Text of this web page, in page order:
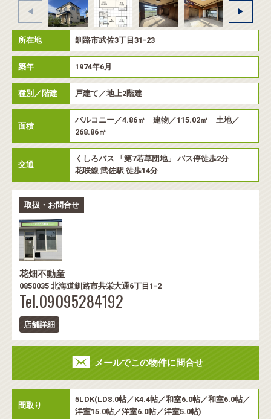
所在地 釧路市武佐3丁目31-23
築年 1974年6月
種別／階建 戸建て／地上2階建
面積
バルコニー／4.86㎡ 建物／115.02㎡ 土地／
268.86㎡
交通
くしろバス 「第7若草団地」 バス停徒歩2分
花咲線 武佐駅 徒歩14分
取扱・お問合せ
花畑不動産
0850035 北海道釧路市共栄大通6丁目1-2
Tel.09095284192
店舗詳細
メールでこの物件に問合せ
間取り
5LDK(LD8.0帖／K4.4帖／和室6.0帖／和室6.0帖／
洋室15.0帖／洋室6.0帖／洋室5.0帖)